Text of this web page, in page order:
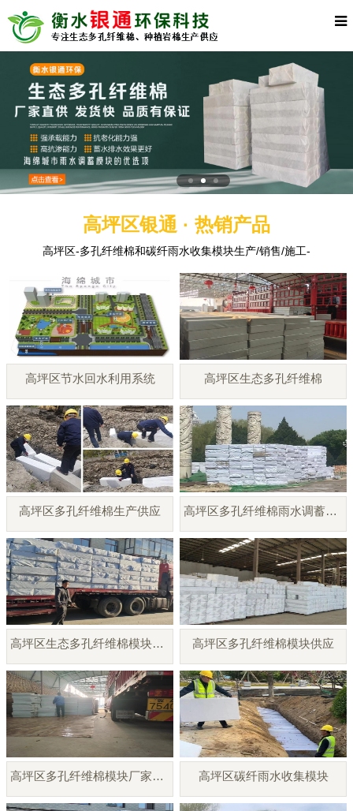
高坪区银通 · 热销产品
高坪区-多孔纤维棉和碳纤雨水收集模块生产/销售/施工-
高坪区节水回水利用系统 高坪区生态多孔纤维棉
高坪区多孔纤维棉生产供应 高坪区多孔纤维棉雨水调蓄模块
高坪区生态多孔纤维棉模块厂家 高坪区多孔纤维棉模块供应
高坪区多孔纤维棉模块厂家直销 高坪区碳纤雨水收集模块